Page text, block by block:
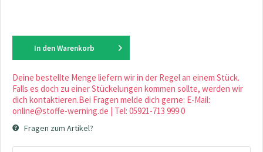
In den Warenkorb
Deine bestellte Menge liefern wir in der Regel an einem Stück.
Falls es doch zu einer Stückelungen kommen sollte, werden wir
dich kontaktieren.Bei Fragen melde dich gerne: E-Mail:
online@stoffe-werning.de | Tel: 05921-713 999 0
Fragen zum Artikel?